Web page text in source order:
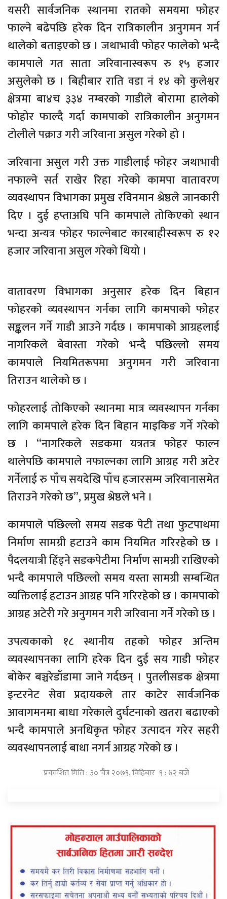
यसरी सार्वजनिक स्थानमा रातको समयमा फोहर
फाल्ने बढेपछि हरेक दिन रात्रिकालीन अनुगमन गर्न
थालेको बताइएको छ । जथाभावी फोहर फालेको भन्दै
कामपाले गत साता जरिवानास्वरूप रु १५ हजार
असुलेको छ । बिहीबार राति वडा नं १४ को कुलेश्वर
क्षेत्रमा बा४च ३३४ नम्बरको गाडीले बोरामा हालेको
फोहोर फाल्दै गर्दा कामपाको रात्रिकालीन अनुगमन
टोलीले पक्राउ गरी जरिवाना असुल गरेको हो ।
जरिवाना असुल गरी उक्त गाडीलाई फोहर जथाभावी
नफाल्ने सर्त राखेर रिहा गरेको कामपा वातावरण
व्यवस्थापन विभागका प्रमुख रविनमान श्रेष्ठले जानकारी
दिए । दुई हप्ताअघि पनि कामपाले तोकिएको स्थान
भन्दा अन्यत्र फोहर फाल्नेबाट कारबाहीस्वरूप रु १२
हजार जरिवाना असुल गरेको थियो ।
वातावरण विभागका अनुसार हरेक दिन बिहान
फोहरको व्यवस्थापन गर्नका लागि कामपाको फोहर
सङ्कलन गर्ने गाडी आउने गर्दछ । कामपाको आग्रहलाई
नागरिकले बेवास्ता गरेको भन्दै पछिल्लो समय
कामपाले नियमितरूपमा अनुगमन गरी जरिवाना
तिराउन थालेको छ ।
फोहरलाई तोकिएको स्थानमा मात्र व्यवस्थापन गर्नका
लागि कामपाले हरेक दिन बिहान माइकिङ गर्ने गरेको
छ । “नागरिकले सडकमा यत्रतत्र फोहर फाल्न
थालेपछि कामपाले नफाल्नका लागि आग्रह गरी अटेर
गर्नेलाई रु पाँच सयदेखि पाँच हजारसम्म जरिवानासमेत
तिराउने गरेको छ”, प्रमुख श्रेष्ठले भने ।
कामपाले पछिल्लो समय सडक पेटी तथा फुटपाथमा
निर्माण सामग्री हटाउने काम नियमित गरिरहेको छ ।
पैदलयात्री हिँड्ने सडकपेटीमा निर्माण सामग्री राखिएको
भन्दै कामपाले पछिल्लो समय यस्ता सामग्री सम्बन्धित
व्यक्तिलाई हटाउन आग्रह पनि गरिरहेको छ । कामपाको
आग्रह अटेरी गरे अनुगमन गरी जरिवाना गर्ने गरेको छ ।
उपत्यकाको १८ स्थानीय तहको फोहर अन्तिम
व्यवस्थापनका लागि हरेक दिन दुई सय गाडी फोहर
बोकेर बञ्चरेडाँडामा जाने गर्दछन् । पुतलीसडक क्षेत्रमा
इन्टरनेट सेवा प्रदायकले तार काटेर सार्वजनिक
आवागमनमा बाधा गरेकाले दुर्घटनाको खतरा बढाएको
भन्दै कामपाले अनधिकृत फोहर उत्पादन गरेर सहरी
व्यवस्थापनलाई बाधा नगर्न आग्रह गरेको छ ।
प्रकाशित मिति : ३० चैत्र २०७९, बिहिबार ९ : ४२ बजे